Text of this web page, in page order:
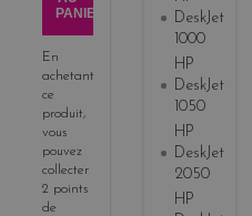
PANIER
En
achetant
ce
produit,
vous
pouvez
collecter
2 points
de
DeskJet
1000
HP
DeskJet
1050
HP
DeskJet
2050
HP